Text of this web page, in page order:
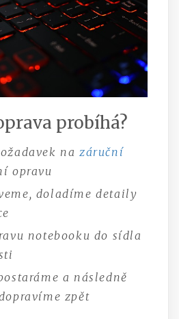
probíhá?
na záruční
opravu
doladíme detaily
notebooku do sídla
a následně
zpět